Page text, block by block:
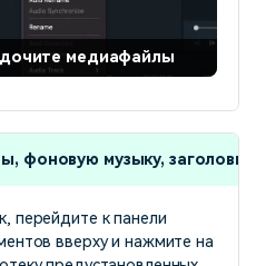
медиафайлы
фоновую музыку,
перейдите к панели
вверху и нажмите на